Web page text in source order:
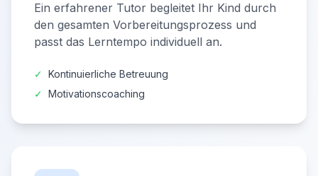
Ein erfahrener Tutor begleitet Ihr Kind durch
den gesamten Vorbereitungsprozess und
passt das Lerntempo individuell an.
✓ Kontinuierliche Betreuung
✓ Motivationscoaching